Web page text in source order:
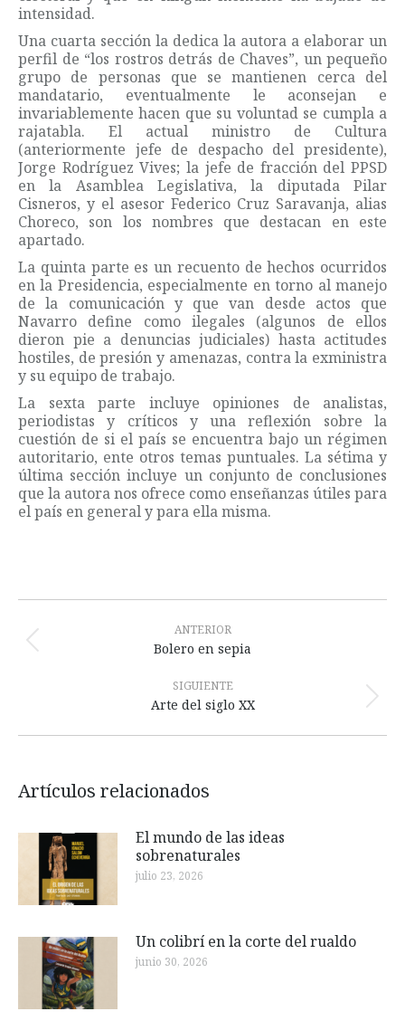
intensidad.
Una cuarta sección la dedica la autora a elaborar un
perfil de “los rostros detrás de Chaves”, un pequeño
grupo de personas que se mantienen cerca del
mandatario, eventualmente le aconsejan e
invariablemente hacen que su voluntad se cumpla a
rajatabla. El actual ministro de Cultura
(anteriormente jefe de despacho del presidente),
Jorge Rodríguez Vives; la jefe de fracción del PPSD
en la Asamblea Legislativa, la diputada Pilar
Cisneros, y el asesor Federico Cruz Saravanja, alias
Choreco, son los nombres que destacan en este
apartado.
La quinta parte es un recuento de hechos ocurridos
en la Presidencia, especialmente en torno al manejo
de la comunicación y que van desde actos que
Navarro define como ilegales (algunos de ellos
dieron pie a denuncias judiciales) hasta actitudes
hostiles, de presión y amenazas, contra la exministra
y su equipo de trabajo.
La sexta parte incluye opiniones de analistas,
periodistas y críticos y una reflexión sobre la
cuestión de si el país se encuentra bajo un régimen
autoritario, ente otros temas puntuales. La sétima y
última sección incluye un conjunto de conclusiones
que la autora nos ofrece como enseñanzas útiles para
el país en general y para ella misma.
entre
publicaciones
ANTERIOR
Publicación
Bolero en sepia
SIGUIENTE
Publicación
Arte del siglo XX
Artículos relacionados
El mundo de las ideas
sobrenaturales
julio 23, 2026
Un colibrí en la corte del rualdo
junio 30, 2026